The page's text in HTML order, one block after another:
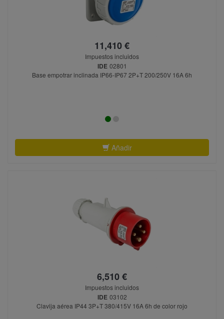
11,410 €
Impuestos incluidos
IDE 02801
Base empotrar inclinada IP66-IP67 2P+T 200/250V 16A 6h
Añadir
6,510 €
Impuestos incluidos
IDE 03102
Clavija aérea IP44 3P+T 380/415V 16A 6h de color rojo